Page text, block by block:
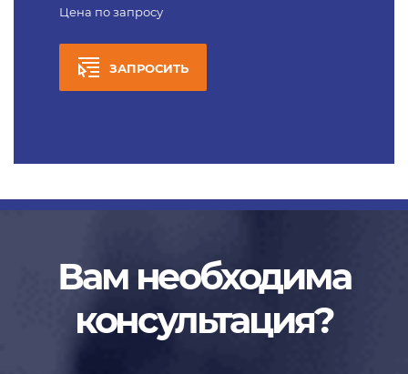
Цена по запросу
ЗАПРОСИТЬ
Вам необходима
консультация?